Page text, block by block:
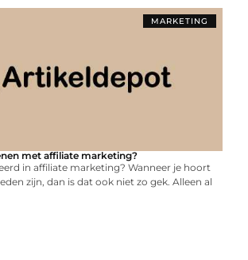
MARKETING
met affiliate marketing?
in affiliate marketing? Wanneer je hoort
zijn, dan is dat ook niet zo gek. Alleen al